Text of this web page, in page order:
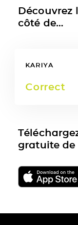
Découvrez
côté de...
KARIYA
Correct
gratuite de